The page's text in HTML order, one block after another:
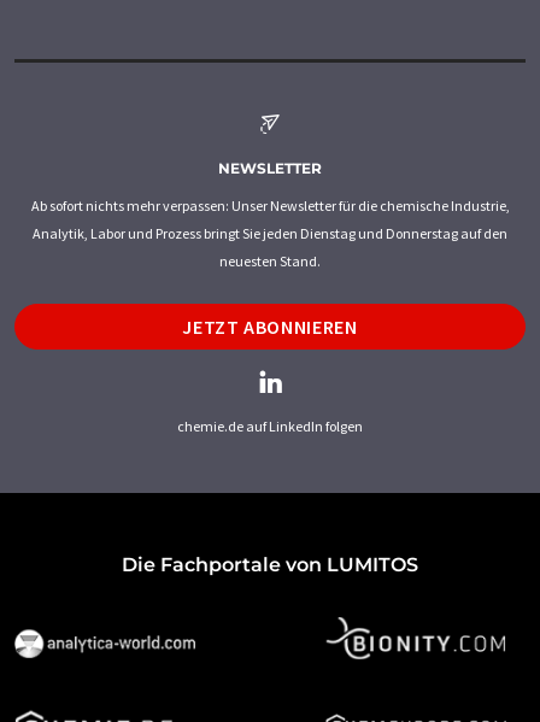
NEWSLETTER
Ab sofort nichts mehr verpassen: Unser Newsletter für die chemische Industrie,
Analytik, Labor und Prozess bringt Sie jeden Dienstag und Donnerstag auf den
neuesten Stand.
JETZT ABONNIEREN
chemie.de auf LinkedIn folgen
Die Fachportale von LUMITOS